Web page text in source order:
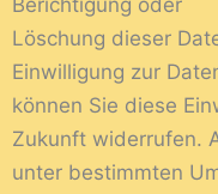
Berichtigung oder
Löschung dieser
Einwilligung zur
können Sie diese
Zukunft widerrufen.
unter bestimmten